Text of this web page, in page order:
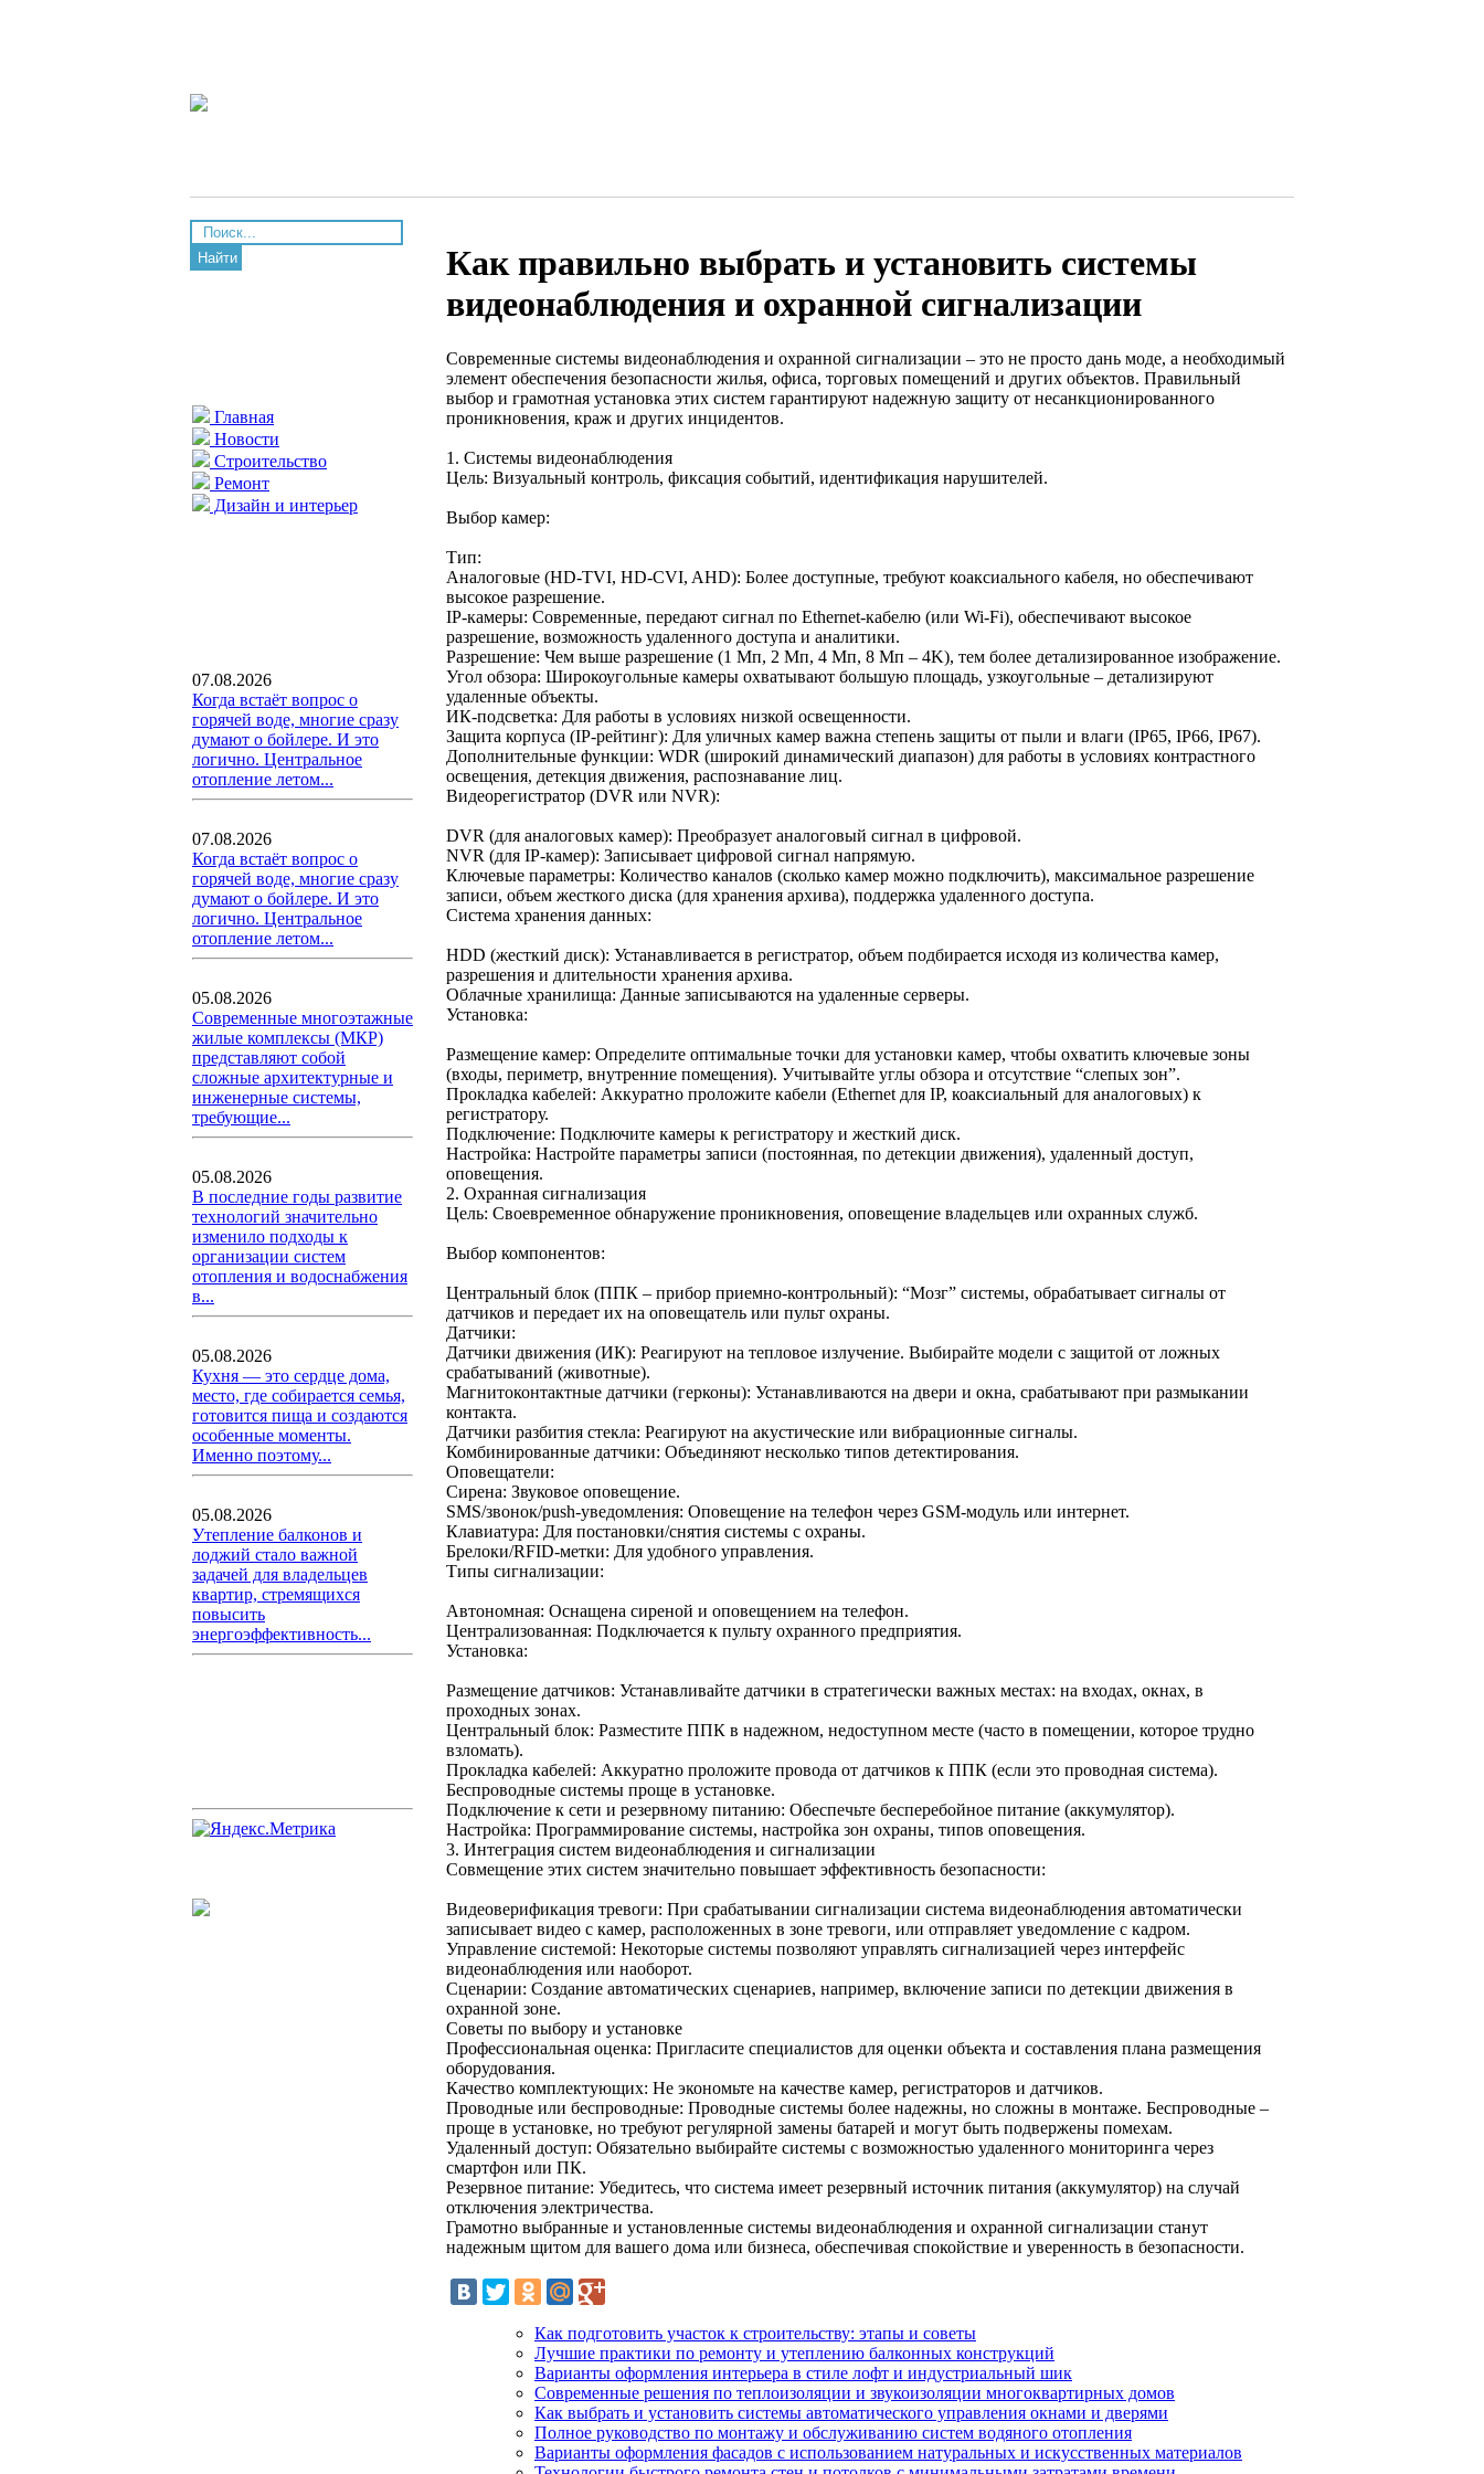
Найти
Главная
Новости
Строительство
Ремонт
Дизайн и интерьер
07.08.2026
Когда встаёт вопрос о
горячей воде, многие сразу
думают о бойлере. И это
логично. Центральное
отопление летом...
07.08.2026
Когда встаёт вопрос о
горячей воде, многие сразу
думают о бойлере. И это
логично. Центральное
отопление летом...
05.08.2026
Современные многоэтажные
жилые комплексы (МКР)
представляют собой
сложные архитектурные и
инженерные системы,
требующие...
05.08.2026
В последние годы развитие
технологий значительно
изменило подходы к
организации систем
отопления и водоснабжения
в...
05.08.2026
Кухня — это сердце дома,
место, где собирается семья,
готовится пища и создаются
особенные моменты.
Именно поэтому...
05.08.2026
Утепление балконов и
лоджий стало важной
задачей для владельцев
квартир, стремящихся
повысить
энергоэффективность...
Как правильно выбрать и установить системы
видеонаблюдения и охранной сигнализации
Современные системы видеонаблюдения и охранной сигнализации – это не просто дань моде, а необходимый
элемент обеспечения безопасности жилья, офиса, торговых помещений и других объектов. Правильный
выбор и грамотная установка этих систем гарантируют надежную защиту от несанкционированного
проникновения, краж и других инцидентов.
1. Системы видеонаблюдения
Цель: Визуальный контроль, фиксация событий, идентификация нарушителей.
Выбор камер:
Тип:
Аналоговые (HD-TVI, HD-CVI, AHD): Более доступные, требуют коаксиального кабеля, но обеспечивают
высокое разрешение.
IP-камеры: Современные, передают сигнал по Ethernet-кабелю (или Wi-Fi), обеспечивают высокое
разрешение, возможность удаленного доступа и аналитики.
Разрешение: Чем выше разрешение (1 Мп, 2 Мп, 4 Мп, 8 Мп – 4K), тем более детализированное изображение.
Угол обзора: Широкоугольные камеры охватывают большую площадь, узкоугольные – детализируют
удаленные объекты.
ИК-подсветка: Для работы в условиях низкой освещенности.
Защита корпуса (IP-рейтинг): Для уличных камер важна степень защиты от пыли и влаги (IP65, IP66, IP67).
Дополнительные функции: WDR (широкий динамический диапазон) для работы в условиях контрастного
освещения, детекция движения, распознавание лиц.
Видеорегистратор (DVR или NVR):
DVR (для аналоговых камер): Преобразует аналоговый сигнал в цифровой.
NVR (для IP-камер): Записывает цифровой сигнал напрямую.
Ключевые параметры: Количество каналов (сколько камер можно подключить), максимальное разрешение
записи, объем жесткого диска (для хранения архива), поддержка удаленного доступа.
Система хранения данных:
HDD (жесткий диск): Устанавливается в регистратор, объем подбирается исходя из количества камер,
разрешения и длительности хранения архива.
Облачные хранилища: Данные записываются на удаленные серверы.
Установка:
Размещение камер: Определите оптимальные точки для установки камер, чтобы охватить ключевые зоны
(входы, периметр, внутренние помещения). Учитывайте углы обзора и отсутствие “слепых зон”.
Прокладка кабелей: Аккуратно проложите кабели (Ethernet для IP, коаксиальный для аналоговых) к
регистратору.
Подключение: Подключите камеры к регистратору и жесткий диск.
Настройка: Настройте параметры записи (постоянная, по детекции движения), удаленный доступ,
оповещения.
2. Охранная сигнализация
Цель: Своевременное обнаружение проникновения, оповещение владельцев или охранных служб.
Выбор компонентов:
Центральный блок (ППК – прибор приемно-контрольный): “Мозг” системы, обрабатывает сигналы от
датчиков и передает их на оповещатель или пульт охраны.
Датчики:
Датчики движения (ИК): Реагируют на тепловое излучение. Выбирайте модели с защитой от ложных
срабатываний (животные).
Магнитоконтактные датчики (герконы): Устанавливаются на двери и окна, срабатывают при размыкании
контакта.
Датчики разбития стекла: Реагируют на акустические или вибрационные сигналы.
Комбинированные датчики: Объединяют несколько типов детектирования.
Оповещатели:
Сирена: Звуковое оповещение.
SMS/звонок/push-уведомления: Оповещение на телефон через GSM-модуль или интернет.
Клавиатура: Для постановки/снятия системы с охраны.
Брелоки/RFID-метки: Для удобного управления.
Типы сигнализации:
Автономная: Оснащена сиреной и оповещением на телефон.
Централизованная: Подключается к пульту охранного предприятия.
Установка:
Размещение датчиков: Устанавливайте датчики в стратегически важных местах: на входах, окнах, в
проходных зонах.
Центральный блок: Разместите ППК в надежном, недоступном месте (часто в помещении, которое трудно
взломать).
Прокладка кабелей: Аккуратно проложите провода от датчиков к ППК (если это проводная система).
Беспроводные системы проще в установке.
Подключение к сети и резервному питанию: Обеспечьте бесперебойное питание (аккумулятор).
Настройка: Программирование системы, настройка зон охраны, типов оповещения.
3. Интеграция систем видеонаблюдения и сигнализации
Совмещение этих систем значительно повышает эффективность безопасности:
Видеоверификация тревоги: При срабатывании сигнализации система видеонаблюдения автоматически
записывает видео с камер, расположенных в зоне тревоги, или отправляет уведомление с кадром.
Управление системой: Некоторые системы позволяют управлять сигнализацией через интерфейс
видеонаблюдения или наоборот.
Сценарии: Создание автоматических сценариев, например, включение записи по детекции движения в
охранной зоне.
Советы по выбору и установке
Профессиональная оценка: Пригласите специалистов для оценки объекта и составления плана размещения
оборудования.
Качество комплектующих: Не экономьте на качестве камер, регистраторов и датчиков.
Проводные или беспроводные: Проводные системы более надежны, но сложны в монтаже. Беспроводные –
проще в установке, но требуют регулярной замены батарей и могут быть подвержены помехам.
Удаленный доступ: Обязательно выбирайте системы с возможностью удаленного мониторинга через
смартфон или ПК.
Резервное питание: Убедитесь, что система имеет резервный источник питания (аккумулятор) на случай
отключения электричества.
Грамотно выбранные и установленные системы видеонаблюдения и охранной сигнализации станут
надежным щитом для вашего дома или бизнеса, обеспечивая спокойствие и уверенность в безопасности.
Как подготовить участок к строительству: этапы и советы
Лучшие практики по ремонту и утеплению балконных конструкций
Варианты оформления интерьера в стиле лофт и индустриальный шик
Современные решения по теплоизоляции и звукоизоляции многоквартирных домов
Как выбрать и установить системы автоматического управления окнами и дверями
Полное руководство по монтажу и обслуживанию систем водяного отопления
Варианты оформления фасадов с использованием натуральных и искусственных материалов